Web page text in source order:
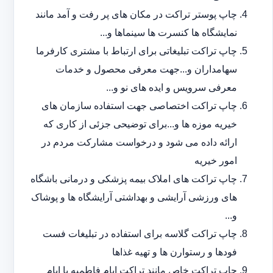
چاپ پوستر تراکت در مکان های پر رفت و آمد مانند
نمایشگاه ها کنسرت ها سینماها و...
چاپ تراکت تبلیغاتی برای ارتباط با مشتری کارفرما
سهامداران و...جهت معرفی محصول و خدمات
معرفی سرویس و ایده های نو و...
چاپ تراکت اختصاصی جهت استفاده سازمان های
خیریه موزه ها و...برای توضیحی جزئی از کاری که
ارائه داده می شود و درخواست مشارکت مردم در
امور خیریه
چاپ تراکت های املاک بیمه پزشکی و درمانی باشگاه
های ورزشی آرایشی و بهداشتی آرایشگاه ها و پوشاک
و...
چاپ تراکت گلاسه برای استفاده در تبلیغات فست
فودها و رستوارن ها و تهیه غذاها
چاپ تراکت خاص مانند تراکت ایام فاطمیه یا ایام